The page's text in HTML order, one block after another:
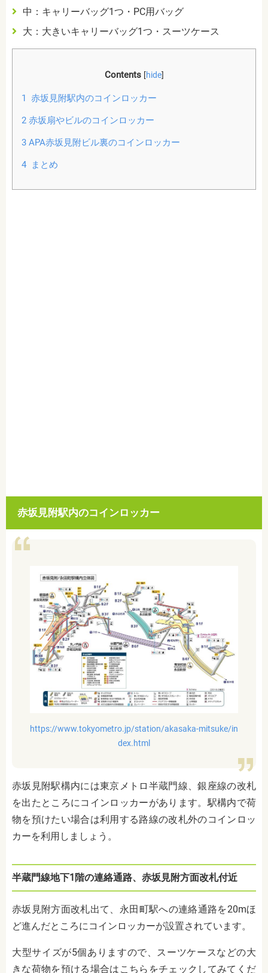
中：キャリーバッグ1つ・PC用バッグ
大：大きいキャリーバッグ1つ・スーツケース
Contents [hide]
1 赤坂見附駅内のコインロッカー
2赤坂扇やビルのコインロッカー
3APA赤坂見附ビル裏のコインロッカー
4まとめ
赤坂見附駅内のコインロッカー
https://www.tokyometro.jp/station/akasaka-mitsuke/in
dex.html
赤坂見附駅構内には東京メトロ半蔵門線、銀座線の改札
を出たところにコインロッカーがあります。駅構内で荷
物を預けたい場合は利用する路線の改札外のコインロッ
カーを利用しましょう。
半蔵門線地下1階の連絡通路、赤坂見附方面改札付近
赤坂見附方面改札出て、永田町駅への連絡通路を20mほ
ど進んだところにコインロッカーが設置されています。
大型サイズが5個ありますので、スーツケースなどの大
きな荷物を預ける場合はこちらをチェックしてみてくだ